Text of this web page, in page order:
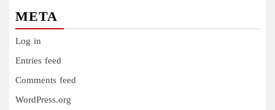
META
Log in
Entries feed
Comments feed
WordPress.org